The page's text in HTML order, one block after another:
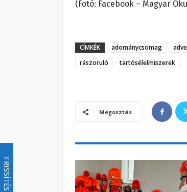
FRISSÍTÉS
(Fotó: Facebook – Magyar
CÍMKÉK adománycsomag
rászoruló
tartósélelmiszerek
Megosztás